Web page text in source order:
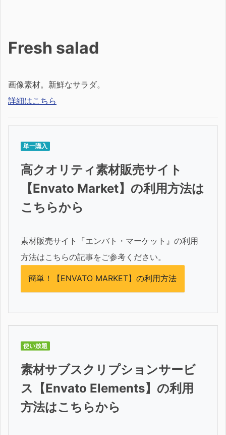
Fresh salad
画像素材。新鮮なサラダ。
詳細はこちら
単一購入
高クオリティ素材販売サイト
【Envato Market】の利用方法は
こちらから
素材販売サイト『エンバト・マーケット』の利用
方法はこちらの記事をご参考ください。
簡単！【ENVATO MARKET】の利用方法
使い放題
素材サブスクリプションサービ
ス【Envato Elements】の利用
方法はこちらから